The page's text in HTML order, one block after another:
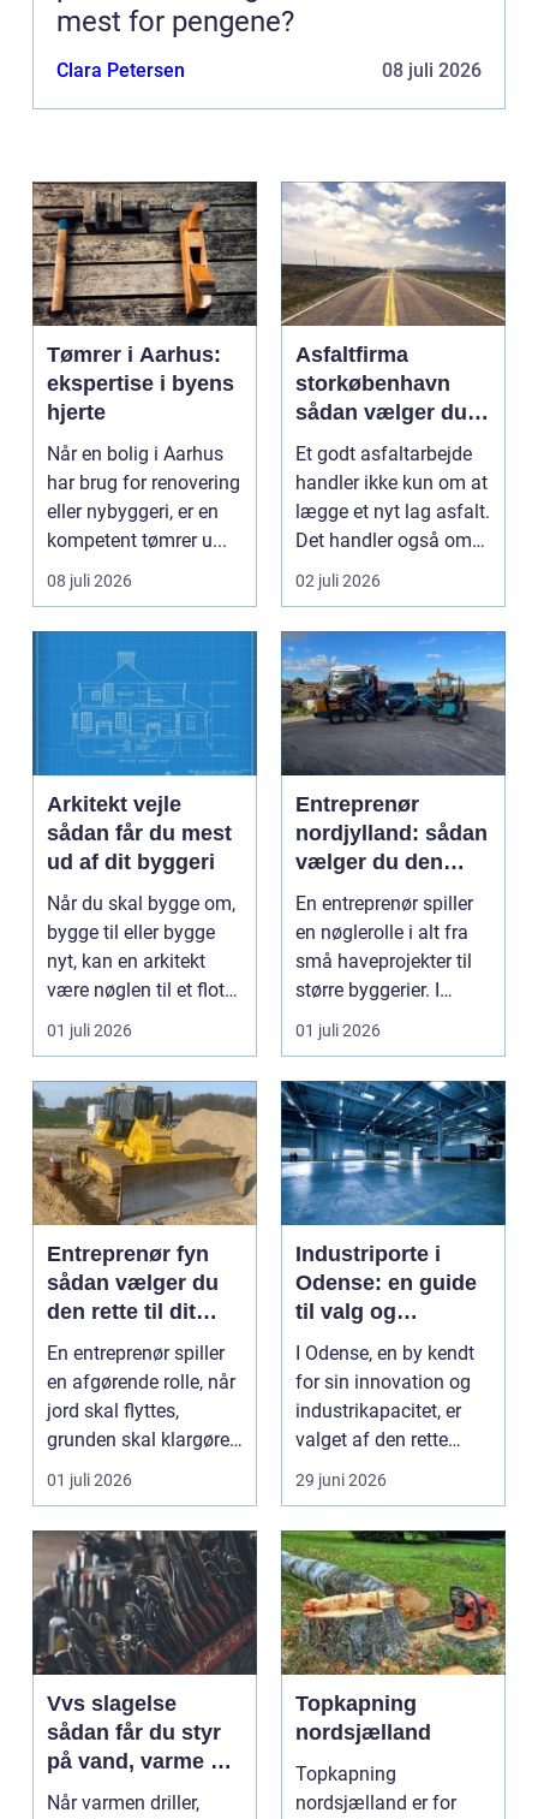
mest for pengene?
Clara Petersen 08 juli 2026
Tømrer i Aarhus:
ekspertise i byens
hjerte
Når en bolig i Aarhus
har brug for renovering
eller nybyggeri, er en
kompetent tømrer u...
08 juli 2026
Asfaltfirma
storkøbenhavn
sådan vælger du
den rette
samarbejdspartner
Et godt asfaltarbejde
handler ikke kun om at
lægge et nyt lag asfalt.
Det handler også om
planlægnin...
02 juli 2026
Arkitekt vejle
sådan får du mest
ud af dit byggeri
Når du skal bygge om,
bygge til eller bygge
nyt, kan en arkitekt
være nøglen til et flot
resultat, d...
01 juli 2026
Entreprenør
nordjylland: sådan
vælger du den
rette
samarbejdspartner
til dit byggeri
En entreprenør spiller
en nøglerolle i alt fra
små haveprojekter til
større byggerier. I
Nordjylland...
01 juli 2026
Entreprenør fyn
sådan vælger du
den rette til dit
projekt
En entreprenør spiller
en afgørende rolle, når
jord skal flyttes,
grunden skal klargøres,
eller der ...
01 juli 2026
Industriporte i
Odense: en guide
til valg og
installation
I Odense, en by kendt
for sin innovation og
industrikapacitet, er
valget af den rette
industriport a...
29 juni 2026
Vvs slagelse
sådan får du styr
på vand, varme og
energi i din bolig
Når varmen driller,
Topkapning
nordsjælland
Topkapning
nordsjælland er for